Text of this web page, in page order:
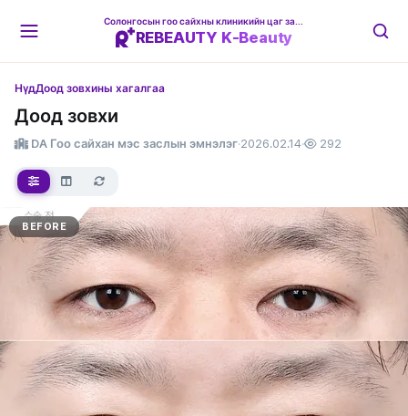
REBEAUTY K-Beauty
НүдДоод зовхины хагалгаа
Доод зовхи
DA Гоо сайхан мэс заслын эмнэлэг·2026.02.14· 292
BEFORE